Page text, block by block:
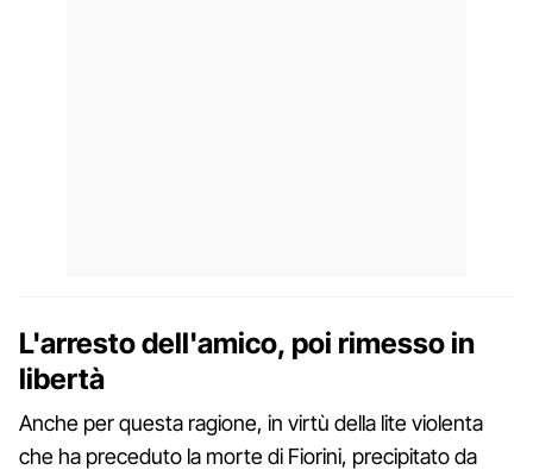
L'arresto dell'amico, poi rimesso in
libertà
Anche per questa ragione, in virtù della lite violenta
che ha preceduto la morte di Fiorini, precipitato da